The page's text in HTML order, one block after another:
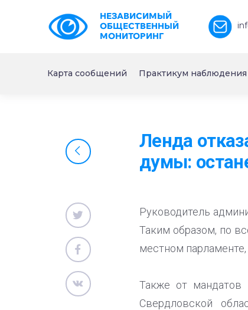
НЕЗАВИСИМЫЙ
ОБЩЕСТВЕННЫЙ
МОНИТОРИНГ
Карта сообщений Практикум наблюдения
Ленда
думы:
Руководитель
Таким образом, по
местном
Также от мандатов
Свердловской